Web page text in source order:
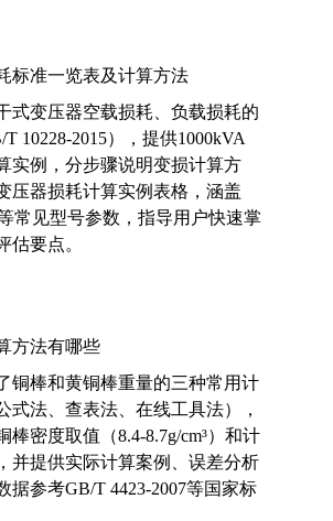
标准一览表及计算方法
式变压器空载损耗、负载损耗的
10228-2015），提供1000kVA
实例，分步骤说明变损计算方
压器损耗计算实例表格，涵盖
常见型号参数，指导用户快速掌
估要点。
方法有哪些
铜棒和黄铜棒重量的三种常用计
式法、查表法、在线工具法），
棒密度取值（8.4-8.7g/cm³）和计
并提供实际计算案例、误差分析
据参考GB/T 4423-2007等国家标